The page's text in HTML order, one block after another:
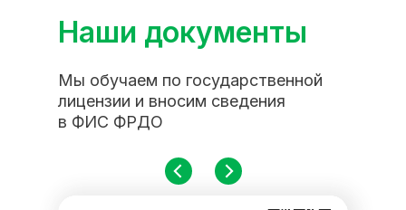
Наши документы
Мы обучаем по государственной
лицензии и вносим сведения
в ФИС ФРДО
Профессиональная подготовка
Повышение квалификации
Для биологов
Со средним образованием
С высшим образованием